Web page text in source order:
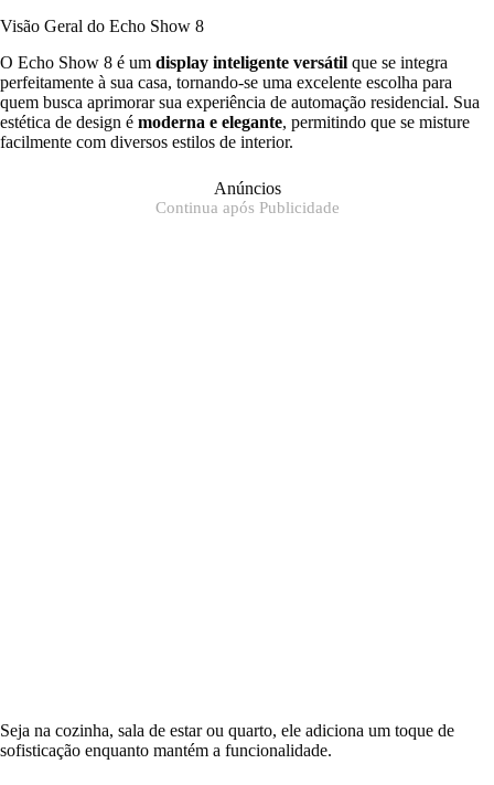
Visão Geral do Echo Show 8
O Echo Show 8 é um display inteligente versátil que se integra
perfeitamente à sua casa, tornando-se uma excelente escolha para
quem busca aprimorar sua experiência de automação residencial. Sua
estética de design é moderna e elegante, permitindo que se misture
facilmente com diversos estilos de interior.
Anúncios
Continua após Publicidade
Seja na cozinha, sala de estar ou quarto, ele adiciona um toque de
sofisticação enquanto mantém a funcionalidade.